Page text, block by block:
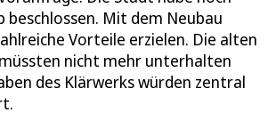
beschlossen. Mit dem Neubau
Vorteile erzielen. Die alten
nicht mehr unterhalten
des Klärwerks würden zentral